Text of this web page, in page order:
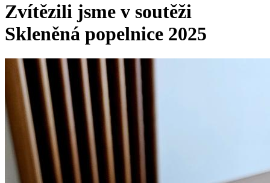
Zvítězili jsme v soutěži
Skleněná popelnice 2025